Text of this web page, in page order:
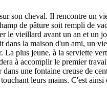
son cheval. Il rencontre un
de pâture soit rempli de
vieillard avant un an et un
dans la maison d'un ami, un
plus jeune, à la serviette
à accomplir le premier
une fontaine creuse de
leurs mains. C'est